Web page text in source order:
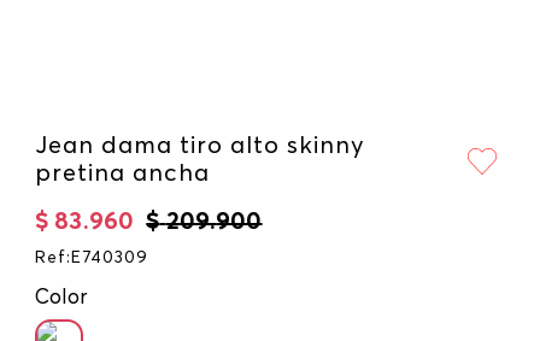
Jean dama tiro alto skinny
pretina ancha
$ 209.900
$ 83.960
Ref : E740309
Color